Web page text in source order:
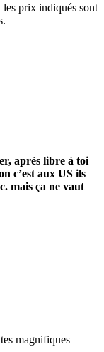
les prix indiqués sont
après libre à toi
c’est aux US ils
mais ça ne vaut
magnifiques